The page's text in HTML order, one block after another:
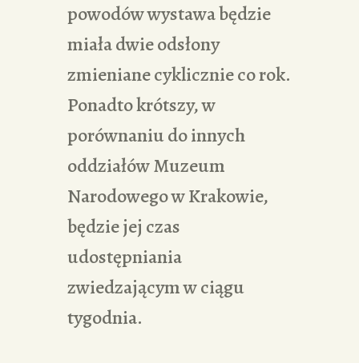
powodów wystawa będzie
miała dwie odsłony
zmieniane cyklicznie co rok.
Ponadto krótszy, w
porównaniu do innych
oddziałów Muzeum
Narodowego w Krakowie,
będzie jej czas
udostępniania
zwiedzającym w ciągu
tygodnia.